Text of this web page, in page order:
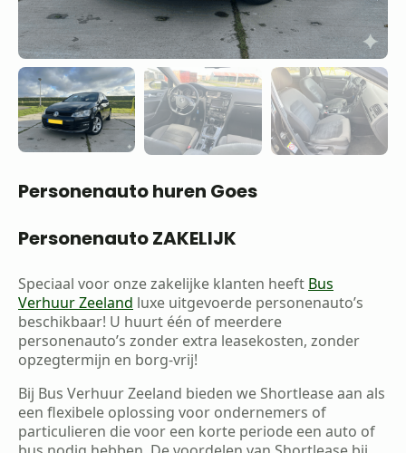
Personenauto huren Goes
Personenauto ZAKELIJK
Speciaal voor onze zakelijke klanten heeft Bus
Verhuur Zeeland luxe uitgevoerde personenauto’s
beschikbaar! U huurt één of meerdere
personenauto’s zonder extra leasekosten, zonder
opzegtermijn en borg-vrij!
Bij Bus Verhuur Zeeland bieden we Shortlease aan als
een flexibele oplossing voor ondernemers of
particulieren die voor een korte periode een auto of